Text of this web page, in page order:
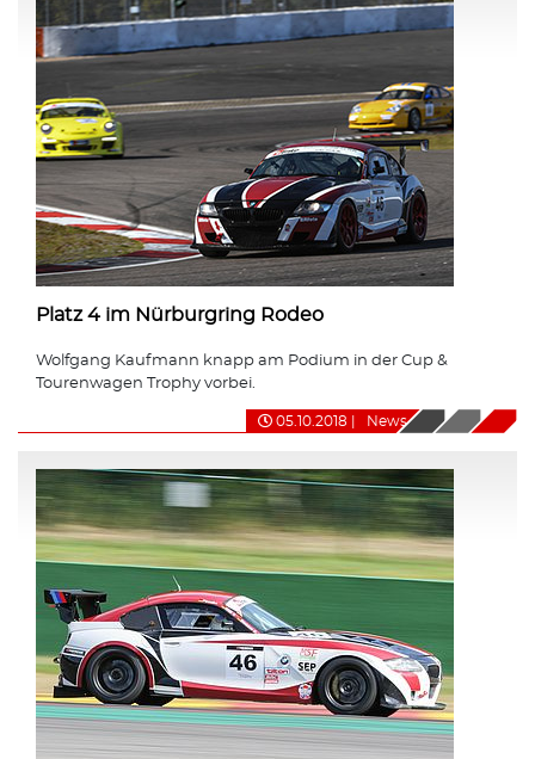
Platz 4 im Nürburgring Rodeo
Wolfgang Kaufmann knapp am Podium in der Cup &
Tourenwagen Trophy vorbei.
05.10.2018 News